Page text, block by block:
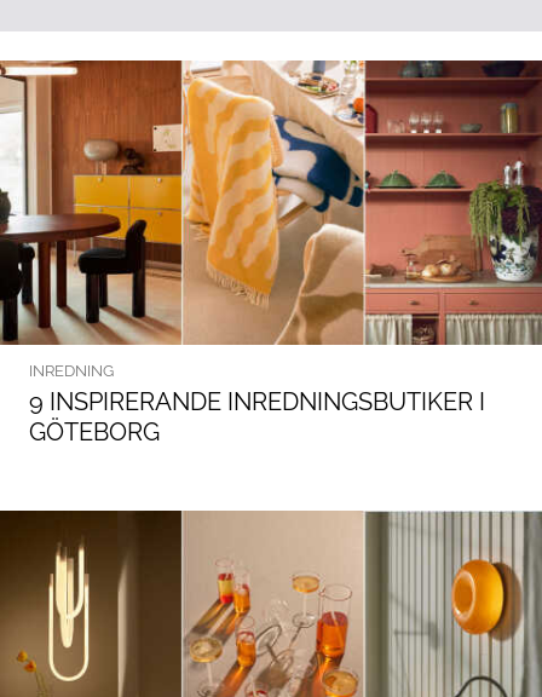
INREDNING
9 INSPIRERANDE INREDNINGSBUTIKER I
GÖTEBORG